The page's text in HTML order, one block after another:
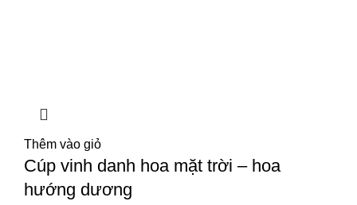
Thêm vào giỏ
Cúp vinh danh hoa mặt trời – hoa
hướng dương